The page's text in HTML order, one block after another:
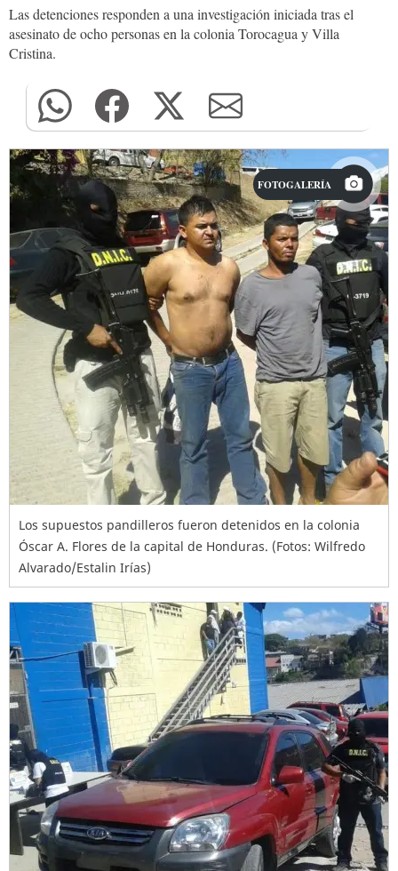
Las detenciones responden a una investigación iniciada tras el
asesinato de ocho personas en la colonia Torocagua y Villa
Cristina.
FOTOGALERÍA
Los supuestos pandilleros fueron detenidos en la colonia
Óscar A. Flores de la capital de Honduras. (Fotos: Wilfredo
Alvarado/Estalin Irías)